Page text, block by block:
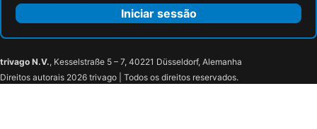
Iniciar sessão
trivago N.V., Kesselstraße 5 – 7, 40221 Düsseldorf, Alemanha
Direitos autorais 2026 trivago | Todos os direitos reservados.